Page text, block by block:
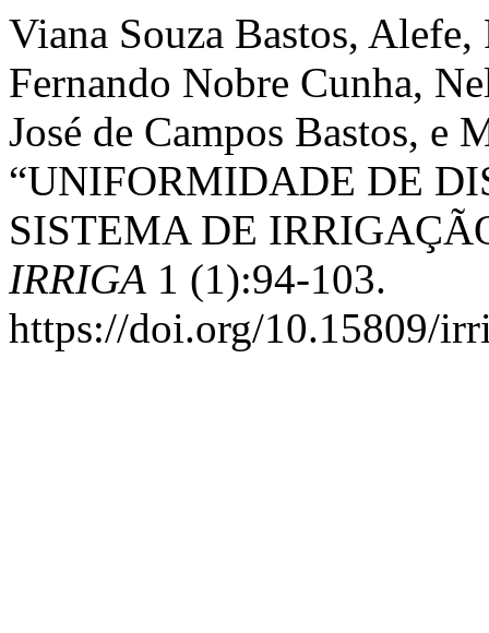
Viana Souza Bastos,
Fernando Nobre Cunha,
José de Campos Bastos, e
“UNIFORMIDADE DE
SISTEMA DE
IRRIGA 1 (1):94-103.
https://doi.org/10.15809/